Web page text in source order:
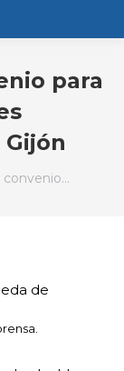
para
convenio…